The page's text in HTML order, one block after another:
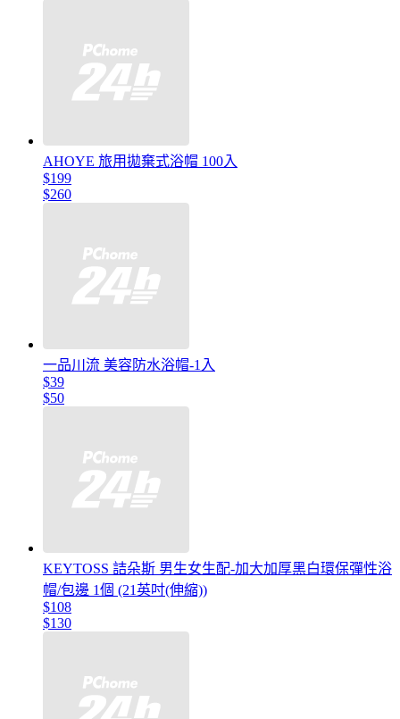
AHOYE 旅用拋棄式浴帽 100入
$199
$260
一品川流 美容防水浴帽-1入
$39
$50
KEYTOSS 詰朵斯 男生女生配-加大加厚黑白環保彈性浴
帽/包邊 1個 (21英吋(伸縮))
$108
$130